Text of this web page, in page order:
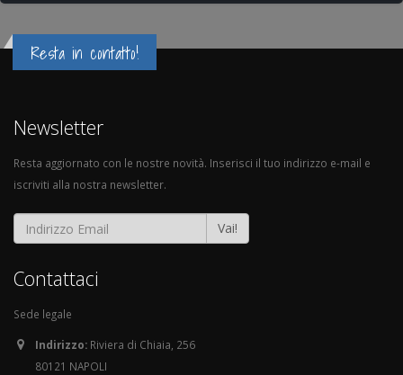
Resta in contatto!
Newsletter
Resta aggiornato con le nostre novità. Inserisci il tuo indirizzo e-mail e
iscriviti alla nostra newsletter.
Vai!
Contattaci
Sede legale
Indirizzo: Riviera di Chiaia, 256
80121 NAPOLI